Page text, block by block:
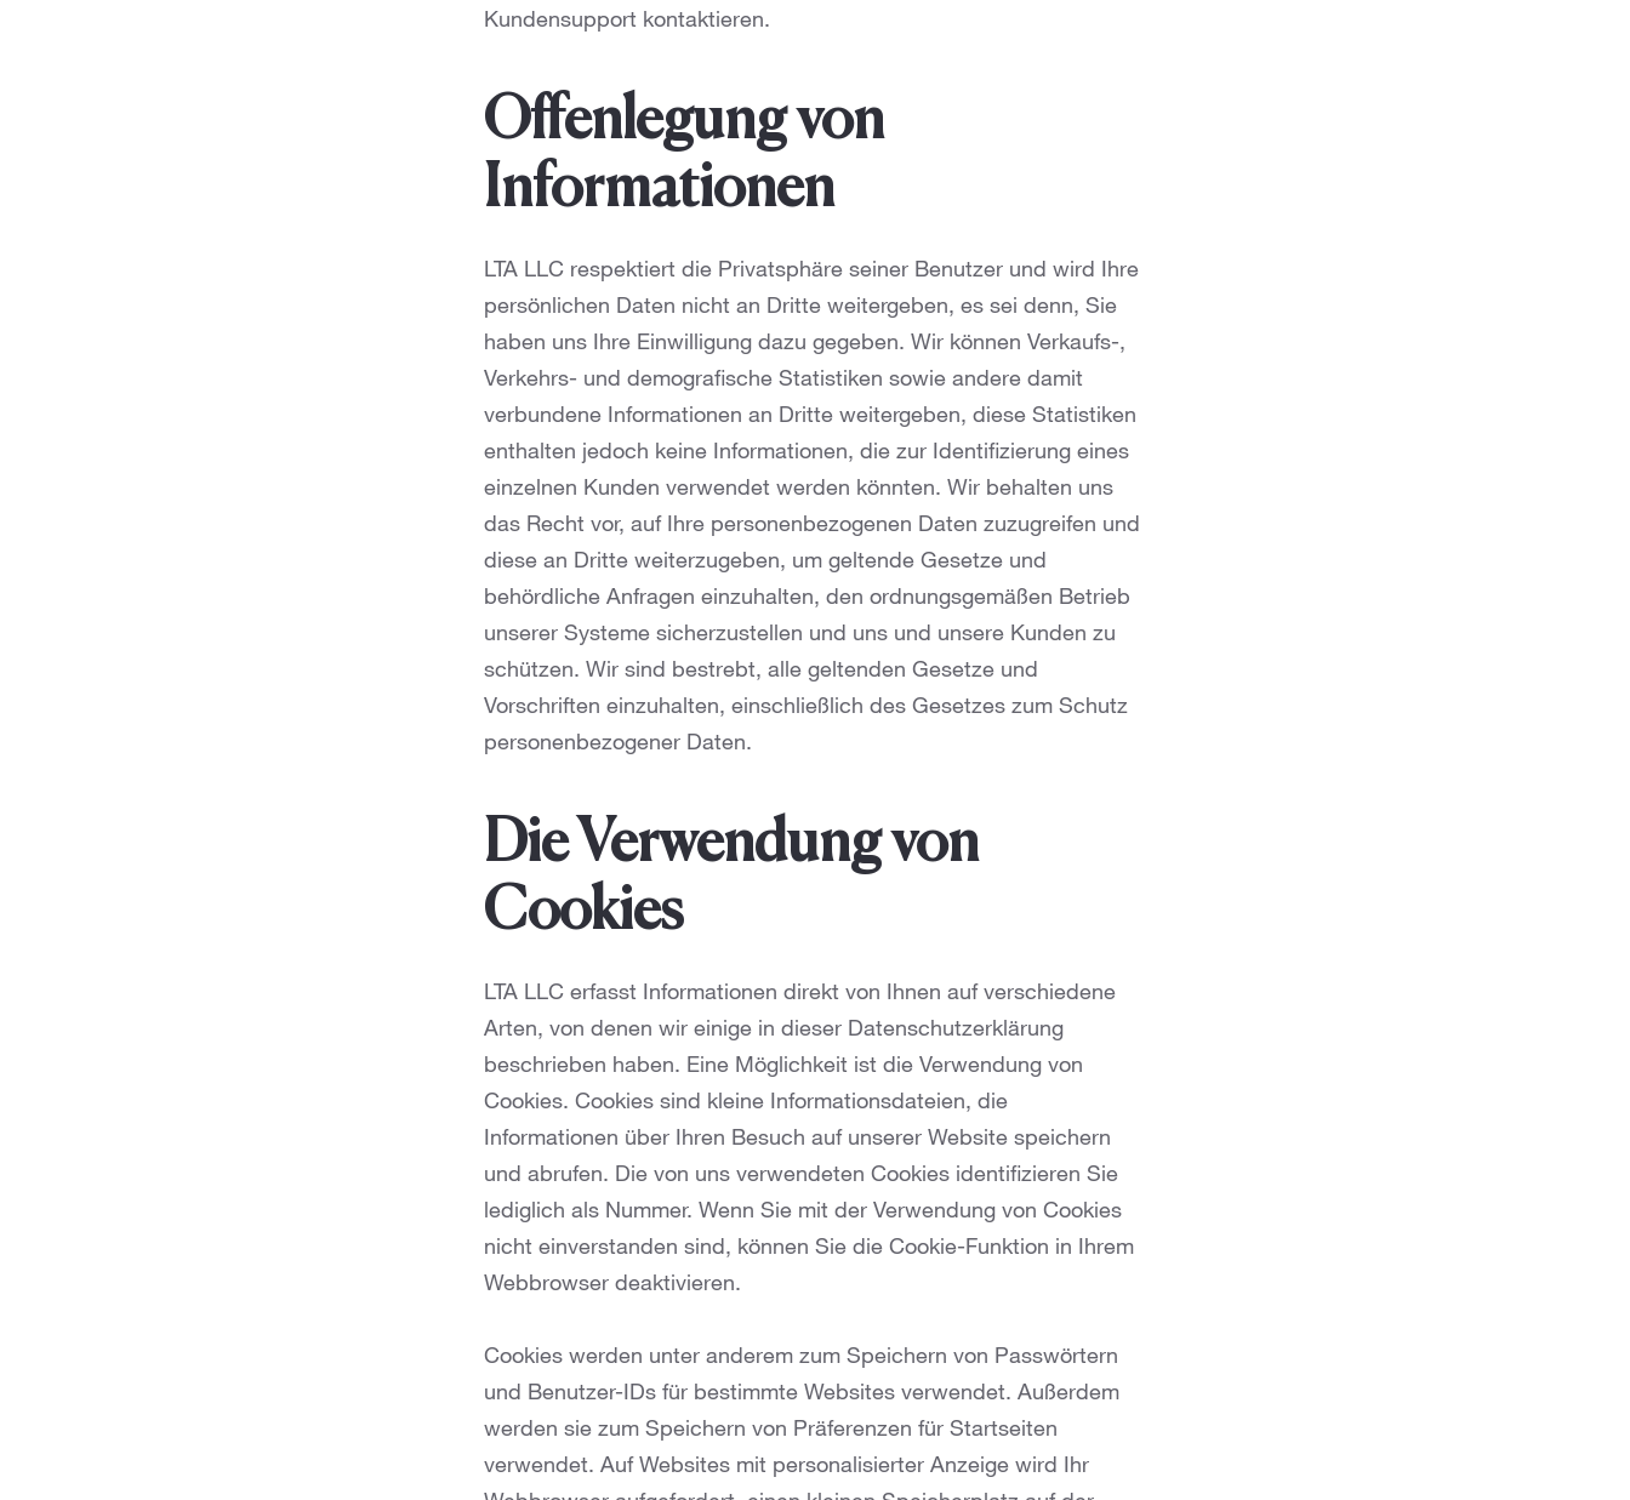
Kundensupport kontaktieren.
Offenlegung von
Informationen
LTA LLC respektiert die Privatsphäre seiner Benutzer und wird Ihre
persönlichen Daten nicht an Dritte weitergeben, es sei denn, Sie
haben uns Ihre Einwilligung dazu gegeben. Wir können Verkaufs-,
Verkehrs- und demografische Statistiken sowie andere damit
verbundene Informationen an Dritte weitergeben, diese Statistiken
enthalten jedoch keine Informationen, die zur Identifizierung eines
einzelnen Kunden verwendet werden könnten. Wir behalten uns
das Recht vor, auf Ihre personenbezogenen Daten zuzugreifen und
diese an Dritte weiterzugeben, um geltende Gesetze und
behördliche Anfragen einzuhalten, den ordnungsgemäßen Betrieb
unserer Systeme sicherzustellen und uns und unsere Kunden zu
schützen. Wir sind bestrebt, alle geltenden Gesetze und
Vorschriften einzuhalten, einschließlich des Gesetzes zum Schutz
personenbezogener Daten.
Die Verwendung von
Cookies
LTA LLC erfasst Informationen direkt von Ihnen auf verschiedene
Arten, von denen wir einige in dieser Datenschutzerklärung
beschrieben haben. Eine Möglichkeit ist die Verwendung von
Cookies. Cookies sind kleine Informationsdateien, die
Informationen über Ihren Besuch auf unserer Website speichern
und abrufen. Die von uns verwendeten Cookies identifizieren Sie
lediglich als Nummer. Wenn Sie mit der Verwendung von Cookies
nicht einverstanden sind, können Sie die Cookie-Funktion in Ihrem
Webbrowser deaktivieren.
Cookies werden unter anderem zum Speichern von Passwörtern
und Benutzer-IDs für bestimmte Websites verwendet. Außerdem
werden sie zum Speichern von Präferenzen für Startseiten
verwendet. Auf Websites mit personalisierter Anzeige wird Ihr